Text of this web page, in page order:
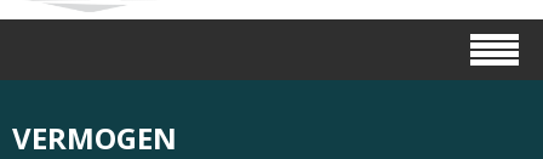
VERMOGEN